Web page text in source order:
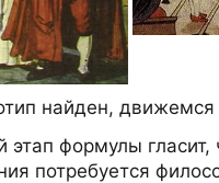
найден, движемся
формулы гласит,
потребуется